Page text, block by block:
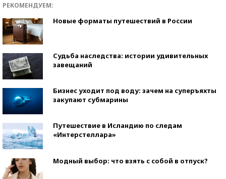
РЕКОМЕНДУЕМ:
Новые форматы путешествий в России
Судьба наследства: истории удивительных
завещаний
Бизнес уходит под воду: зачем на суперъяхты
закупают субмарины
Путешествие в Исландию по следам
«Интерстеллара»
Модный выбор: что взять с собой в отпуск?